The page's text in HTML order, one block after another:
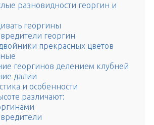
разновидности георгин и
георгины
георгин
прекрасных цветов
георгинов делением клубней
далии
и особенности
различают: